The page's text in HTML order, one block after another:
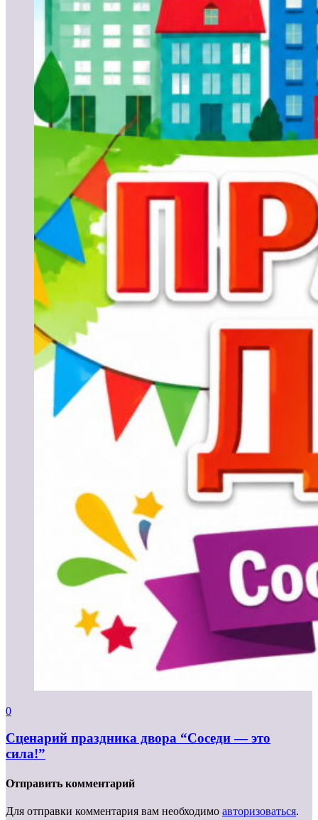
0
Сценарий праздника двора “Соседи — это
сила!”
Отправить комментарий
Для отправки комментария вам необходимо авторизоваться.